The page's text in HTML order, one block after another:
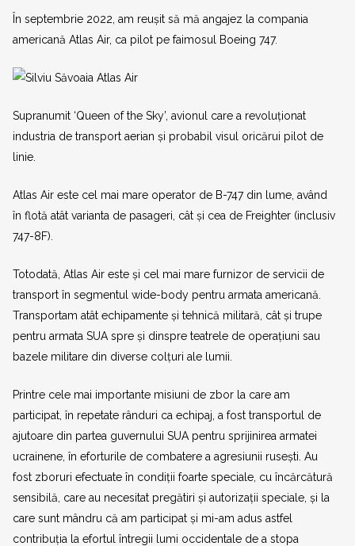
În septembrie 2022, am reușit să mă angajez la compania
americană Atlas Air, ca pilot pe faimosul Boeing 747.
Supranumit ‘Queen of the Sky’, avionul care a revoluționat
industria de transport aerian și probabil visul oricărui pilot de
linie.
Atlas Air este cel mai mare operator de B-747 din lume, având
în flotă atât varianta de pasageri, cât și cea de Freighter (inclusiv
747-8F).
Totodată, Atlas Air este și cel mai mare furnizor de servicii de
transport în segmentul wide-body pentru armata americană.
Transportam atât echipamente și tehnică militară, cât și trupe
pentru armata SUA spre și dinspre teatrele de operațiuni sau
bazele militare din diverse colțuri ale lumii.
Printre cele mai importante misiuni de zbor la care am
participat, în repetate rânduri ca echipaj, a fost transportul de
ajutoare din partea guvernului SUA pentru sprijinirea armatei
ucrainene, în eforturile de combatere a agresiunii rusești. Au
fost zboruri efectuate în condiții foarte speciale, cu încărcătură
sensibilă, care au necesitat pregătiri și autorizații speciale, și la
care sunt mândru că am participat și mi-am adus astfel
contribuția la efortul întregii lumi occidentale de a stopa